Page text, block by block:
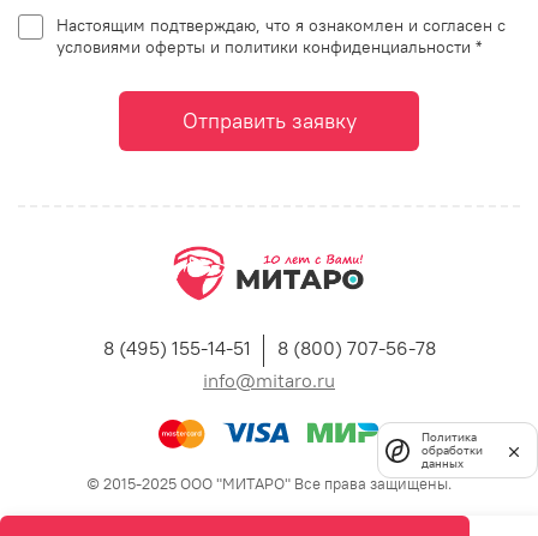
Настоящим подтверждаю, что я ознакомлен и согласен с
условиями оферты и политики конфиденциальности *
Отправить заявку
8 (495) 155-14-51
8 (800) 707-56-78
info@mitaro.ru
© 2015-2025 ООО "МИТАРО" Все права защищены.
Политика
обработки
данных